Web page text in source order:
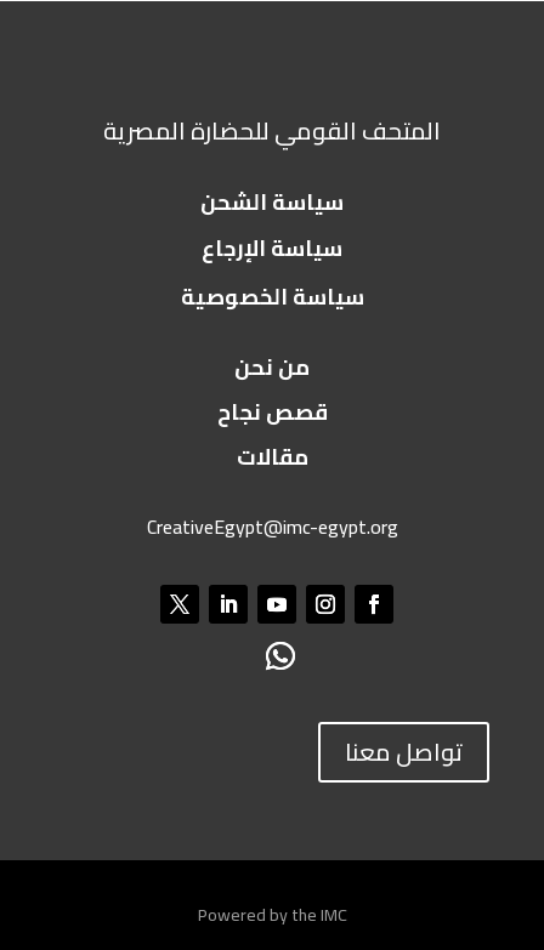
المتحف القومي للحضارة المصرية
سياسة الشحن
سياسة الإرجاع
سياسة الخصوصية
من نحن
قصص نجاح
مقالات
CreativeEgypt@imc-egypt.org
تواصل معنا
Powered by the IMC